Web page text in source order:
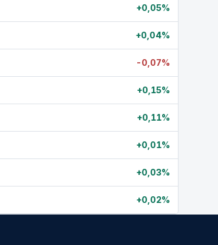
+0,05%
+0,04%
-0,07%
+0,15%
+0,11%
+0,01%
+0,03%
+0,02%